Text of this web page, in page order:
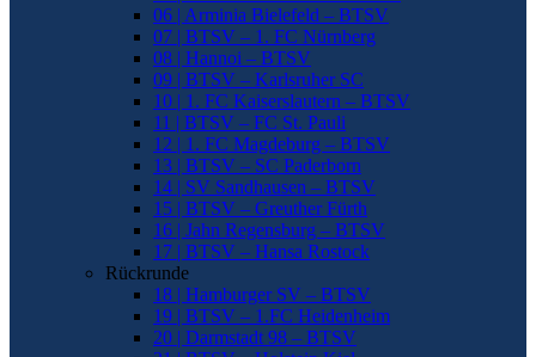
06 | Arminia Bielefeld – BTSV
07 | BTSV – 1. FC Nürnberg
08 | Hannoi – BTSV
09 | BTSV – Karlsruher SC
10 | 1. FC Kaiserslautern – BTSV
11 | BTSV – FC St. Pauli
12 | 1. FC Magdeburg – BTSV
13 | BTSV – SC Paderborn
14 | SV Sandhausen – BTSV
15 | BTSV – Greuther Fürth
16 | Jahn Regensburg – BTSV
17 | BTSV – Hansa Rostock
Rückrunde
18 | Hamburger SV – BTSV
19 | BTSV – 1.FC Heidenheim
20 | Darmstadt 98 – BTSV